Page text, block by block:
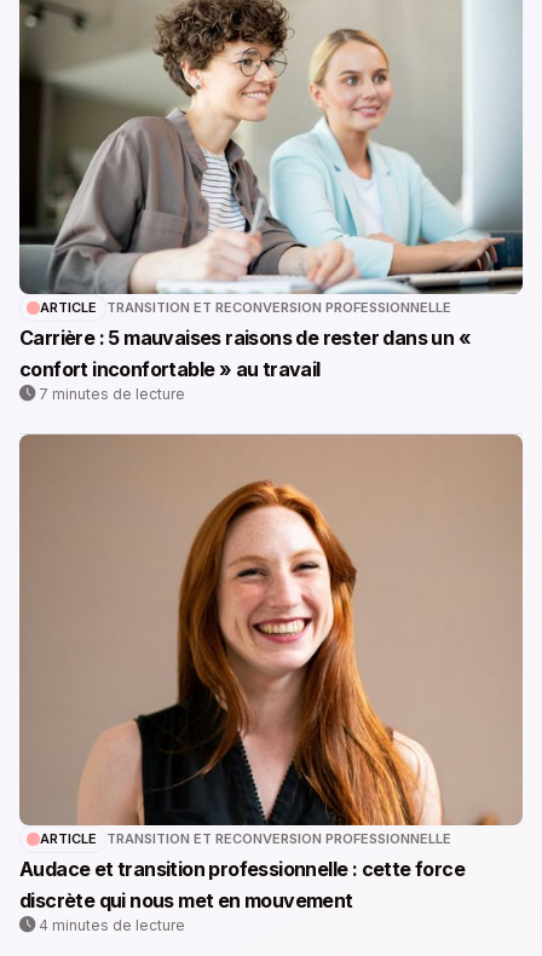
ARTICLE TRANSITION ET RECONVERSION PROFESSIONNELLE
Carrière : 5 mauvaises raisons de rester dans un «
confort inconfortable » au travail
7 minutes de lecture
ARTICLE TRANSITION ET RECONVERSION PROFESSIONNELLE
Audace et transition professionnelle : cette force
discrète qui nous met en mouvement
4 minutes de lecture